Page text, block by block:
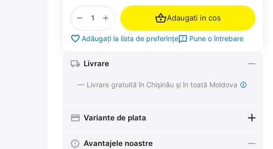
+
− Adaugati in cos
Adăugați la lista de preferințe Pune o întrebare
Livrare
— Livrare gratuită în Chișinău și în toată Moldova
Variante de plata
Avantajele noastre